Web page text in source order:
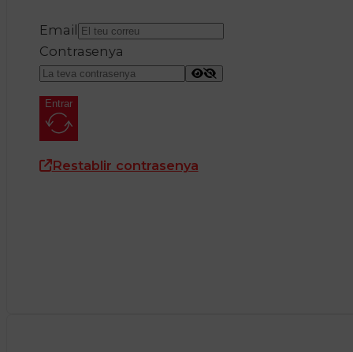
Email
Contrasenya
Entrar
Restablir contrasenya